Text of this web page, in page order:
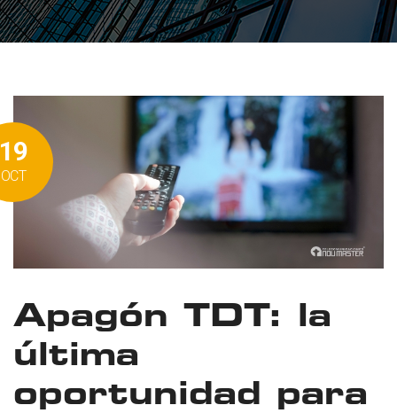
OCT
Apagón TDT: la
última
oportunidad para